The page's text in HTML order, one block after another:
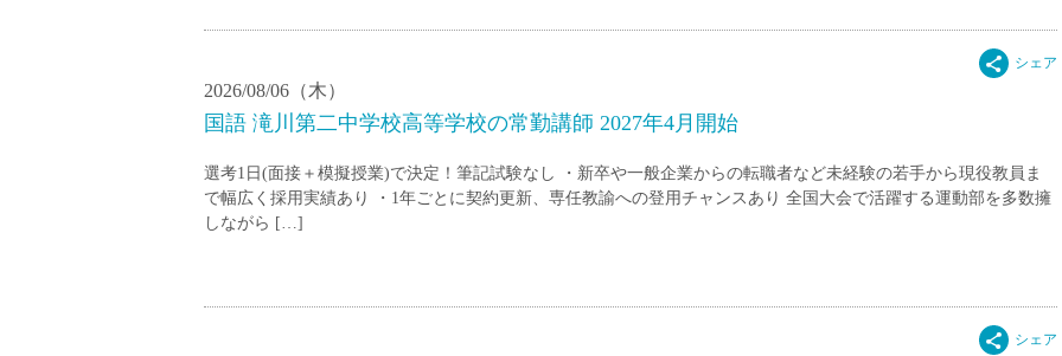
2026/08/06（木）
国語 滝川第二中学校高等学校の常勤講師 2027年4月開始
選考1日(面接＋模擬授業)で決定！筆記試験なし ・新卒や一般企業からの転職者など未経験の若手から現役教員ま
で幅広く採用実績あり ・1年ごとに契約更新、専任教諭への登用チャンスあり 全国大会で活躍する運動部を多数擁
しながら […]